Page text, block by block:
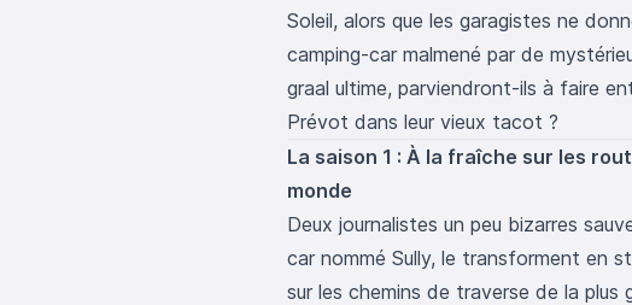
Soleil, alors que les garagistes ne
camping-car malmené par de
graal ultime, parviendront-ils à faire
Prévot dans leur vieux tacot ?
La saison 1 : À la fraîche sur les
monde
Deux journalistes un peu bizarres
car nommé Sully, le transforment en
sur les chemins de traverse de la plus